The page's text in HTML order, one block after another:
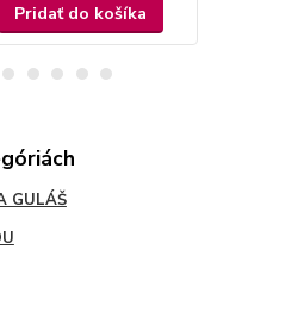
Pridať do košíka
GULÁŠ